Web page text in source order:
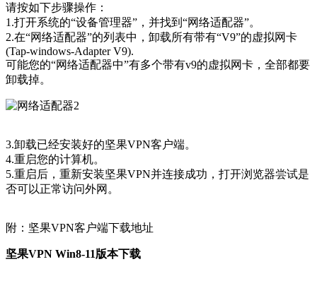
请按如下步骤操作：
1.打开系统的“设备管理器”，并找到“网络适配器”。
2.在“网络适配器”的列表中，卸载所有带有“V9”的虚拟网卡
(Tap-windows-Adapter V9).
可能您的“网络适配器中”有多个带有v9的虚拟网卡，全部都要
卸载掉。
3.卸载已经安装好的坚果VPN客户端。
4.重启您的计算机。
5.重启后，重新安装坚果VPN并连接成功，打开浏览器尝试是
否可以正常访问外网。
附：坚果VPN客户端下载地址
坚果VPN Win8-11版本下载